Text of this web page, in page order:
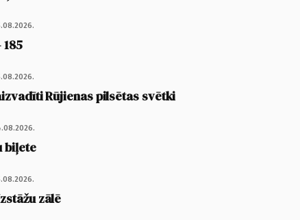
Rūjienas pilsētas svētki
biļete
zālē